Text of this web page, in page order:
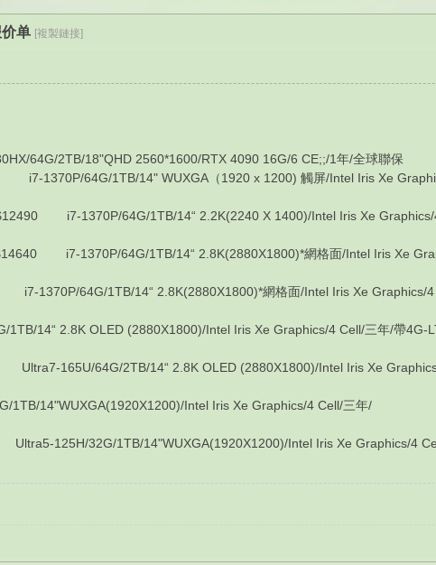
单 [複製鏈接]
2TB/18"QHD 2560*1600/RTX 4090 16G/6 CE;;/1年/全球聯保
64G/1TB/14" WUXGA（1920 x 1200) 觸屏/Intel Iris Xe
i7-1370P/64G/1TB/14“ 2.2K(2240 X 1400)/Intel Iris Xe Graphics/
i7-1370P/64G/1TB/14“ 2.8K(2880X1800)*網格面/Intel Iris Xe
64G/1TB/14“ 2.8K(2880X1800)*網格面/Intel Iris Xe Graphics/4
14“ 2.8K OLED (2880X1800)/Intel Iris Xe Graphics/4 Cell/三年/帶4G-
165U/64G/2TB/14“ 2.8K OLED (2880X1800)/Intel Iris Xe Graphics/
1TB/14"WUXGA(1920X1200)/Intel Iris Xe Graphics/4 Cell/三年/
125H/32G/1TB/14"WUXGA(1920X1200)/Intel Iris Xe Graphics/4